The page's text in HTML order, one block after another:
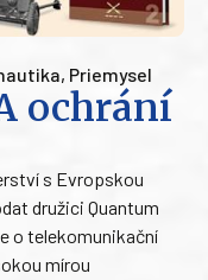
, Priemysel
ochrání
s Evropskou
družici Quantum
o telekomunikační
mírou